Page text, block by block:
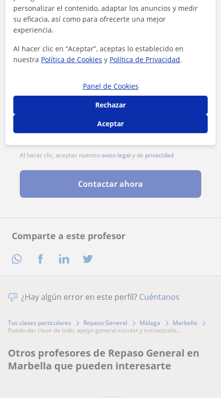
Comparte a este profesor
Al hacer clic, aceptas nuestroaviso legal y de privacidad
Contactar ahora
¿Hay algún error en este perfil? Cuéntanos
Tus clases particulares Repaso General Málaga
Marbella
puedo dar clase de todo, apoyo general escolar y extraescola...
Otros profesores de Repaso General en
Marbella que pueden interesarte
personalizar el contenido, adaptar los anuncios y medir
su eficacia, así como para ofrecerte una mejor
experiencia.
Al hacer clic en “Aceptar”, aceptas lo establecido en
nuestra Política de Cookies y Política de Privacidad.
Panel de Cookies
Rechazar
Aceptar